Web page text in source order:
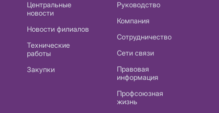
Центральные
новости
Новости филиалов
Технические
работы
Закупки
Руководство
Компания
Сотрудничество
Сети связи
Правовая
информация
Профсоюзная
жизнь